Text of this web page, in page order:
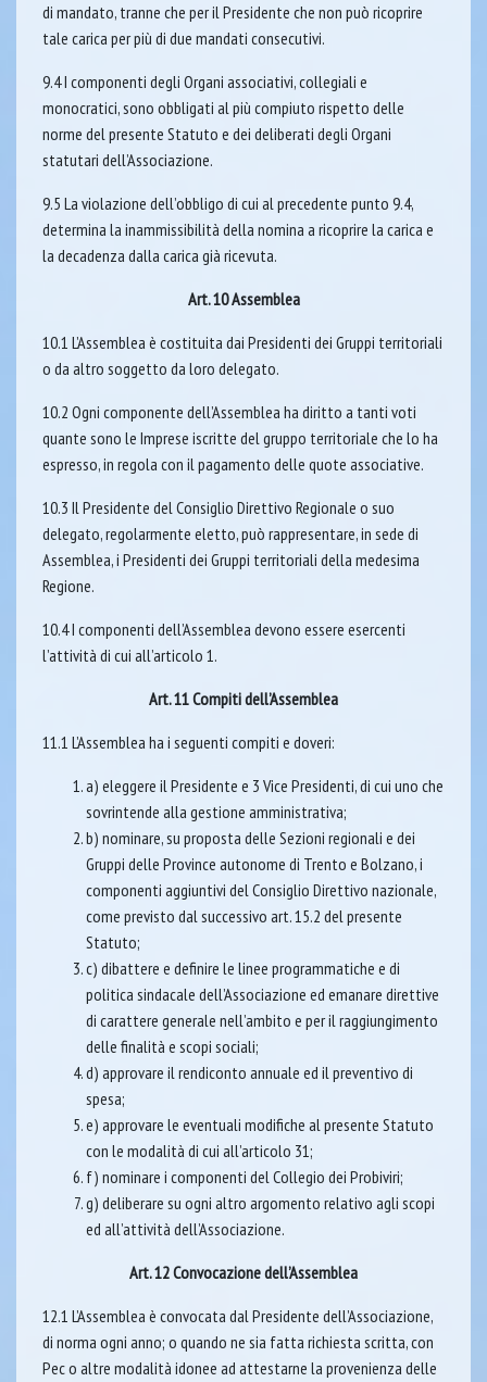
di mandato, tranne che per il Presidente che non può ricoprire
tale carica per più di due mandati consecutivi.
9.4 I componenti degli Organi associativi, collegiali e
monocratici, sono obbligati al più compiuto rispetto delle
norme del presente Statuto e dei deliberati degli Organi
statutari dell’Associazione.
9.5 La violazione dell’obbligo di cui al precedente punto 9.4,
determina la inammissibilità della nomina a ricoprire la carica e
la decadenza dalla carica già ricevuta.
Art. 10 Assemblea
10.1 L’Assemblea è costituita dai Presidenti dei Gruppi territoriali
o da altro soggetto da loro delegato.
10.2 Ogni componente dell’Assemblea ha diritto a tanti voti
quante sono le Imprese iscritte del gruppo territoriale che lo ha
espresso, in regola con il pagamento delle quote associative.
10.3 Il Presidente del Consiglio Direttivo Regionale o suo
delegato, regolarmente eletto, può rappresentare, in sede di
Assemblea, i Presidenti dei Gruppi territoriali della medesima
Regione.
10.4 I componenti dell’Assemblea devono essere esercenti
l’attività di cui all’articolo 1.
Art. 11 Compiti dell’Assemblea
11.1 L’Assemblea ha i seguenti compiti e doveri:
a) eleggere il Presidente e 3 Vice Presidenti, di cui uno che
sovrintende alla gestione amministrativa;
b) nominare, su proposta delle Sezioni regionali e dei
Gruppi delle Province autonome di Trento e Bolzano, i
componenti aggiuntivi del Consiglio Direttivo nazionale,
come previsto dal successivo art. 15.2 del presente
Statuto;
c) dibattere e definire le linee programmatiche e di
politica sindacale dell’Associazione ed emanare direttive
di carattere generale nell’ambito e per il raggiungimento
delle finalità e scopi sociali;
d) approvare il rendiconto annuale ed il preventivo di
spesa;
e) approvare le eventuali modifiche al presente Statuto
con le modalità di cui all’articolo 31;
f) nominare i componenti del Collegio dei Probiviri;
g) deliberare su ogni altro argomento relativo agli scopi
ed all’attività dell’Associazione.
Art. 12 Convocazione dell’Assemblea
12.1 L’Assemblea è convocata dal Presidente dell’Associazione,
di norma ogni anno; o quando ne sia fatta richiesta scritta, con
Pec o altre modalità idonee ad attestarne la provenienza delle